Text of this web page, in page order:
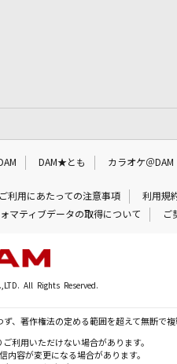
DAM DAM★とも カラオケ＠DAM
利用にあたっての注意事項
利用規
マティブデータの取得について ご
All Rights Reserved.
著作権法の定める範囲を超えて無断で
利用いただけない場合があります。
内容が変更になる場合があります。